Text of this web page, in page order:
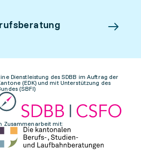
Dienstleistung des SDBB im Auftrag der
(EDK) und mit Unterstützung des
(SBFI)
Zusammenarbeit mit: